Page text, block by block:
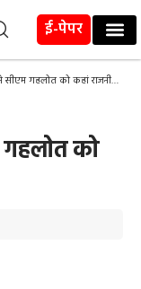
ई-पेपर
गहलोत को कहां राजनीति का रावण
गहलोत को